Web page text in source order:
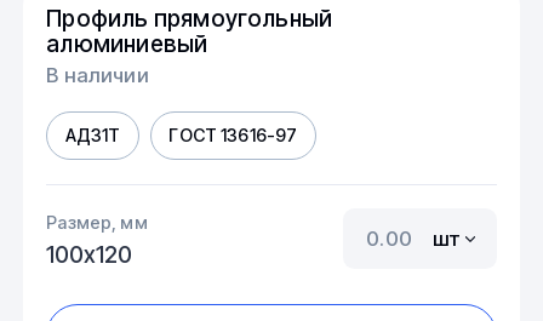
Профиль прямоугольный
алюминиевый
В наличии
АД31Т ГОСТ 13616-97
Размер, мм
100х120
шт